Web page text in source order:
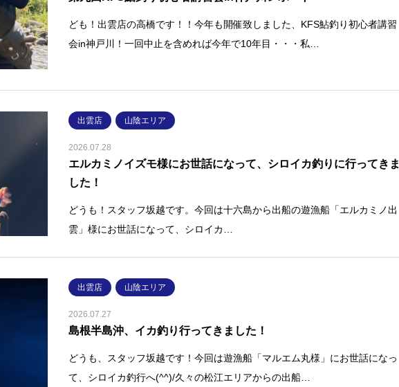
ども！出雲店の高橋です！！今年も開催致しました、KFS鮎釣り初心者講習
会in神戸川！一回中止を含めれば今年で10年目・・・私…
出雲店 山陰エリア
2026.07.28
エルカミノイズモ様にお世話になって、シロイカ釣りに行ってきま
した！
どうも！スタッフ坂越です。今回は十六島から出船の遊漁船「エルカミノ出
雲」様にお世話になって、シロイカ…
出雲店 山陰エリア
2026.07.27
島根半島沖、イカ釣り行ってきました！
どうも、スタッフ坂越です！今回は遊漁船「マルエム丸様」にお世話になっ
て、シロイカ釣行へ(^^)/久々の松江エリアからの出船…